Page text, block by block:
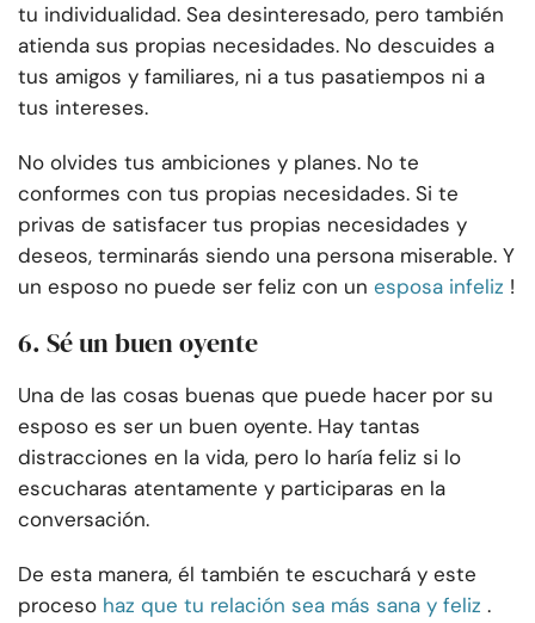
tu individualidad. Sea desinteresado, pero también
atienda sus propias necesidades. No descuides a
tus amigos y familiares, ni a tus pasatiempos ni a
tus intereses.
No olvides tus ambiciones y planes. No te
conformes con tus propias necesidades. Si te
privas de satisfacer tus propias necesidades y
deseos, terminarás siendo una persona miserable. Y
un esposo no puede ser feliz con un esposa infeliz !
6. Sé un buen oyente
Una de las cosas buenas que puede hacer por su
esposo es ser un buen oyente. Hay tantas
distracciones en la vida, pero lo haría feliz si lo
escucharas atentamente y participaras en la
conversación.
De esta manera, él también te escuchará y este
proceso haz que tu relación sea más sana y feliz .